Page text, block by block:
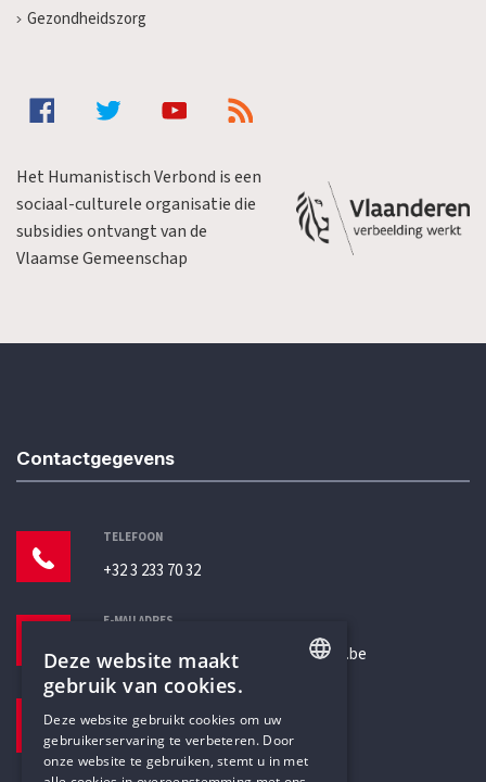
Gezondheidszorg
Het Humanistisch Verbond is een
sociaal-culturele organisatie die
subsidies ontvangt van de
Vlaamse Gemeenschap
Contactgegevens
TELEFOON
+32 3 233 70 32
E-MAILADRES
secretariaat@humanistischverbond.be
Pottenbrug 4
Antwerpen, 2000
DUTCH
Deze website maakt
gebruik van cookies.
Deze website gebruikt cookies om uw
gebruikerservaring te verbeteren. Door
onze website te gebruiken, stemt u in met